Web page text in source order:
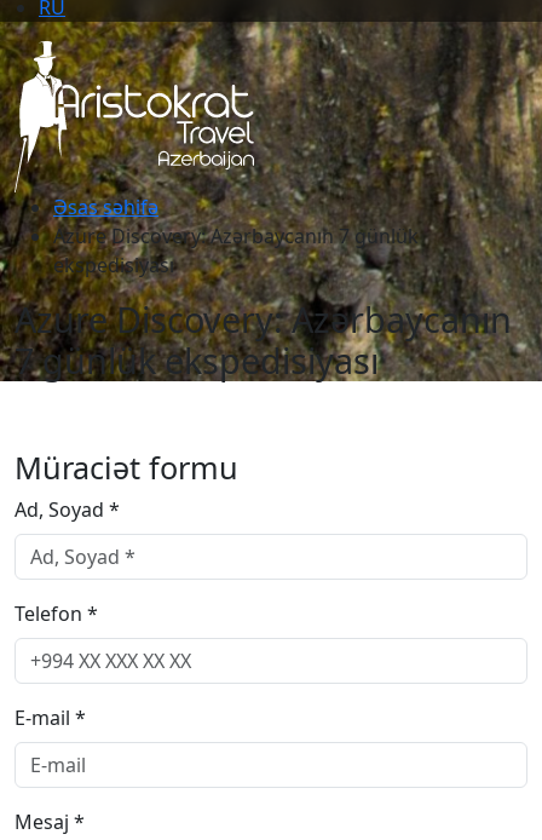
RU
Əsas səhifə
Azure Discovery: Azərbaycanın 7 günlük
ekspedisiyası
Azure Discovery: Azərbaycanın
7 günlük ekspedisiyası
Müraciət formu
Ad, Soyad *
Telefon *
E-mail *
Mesaj *